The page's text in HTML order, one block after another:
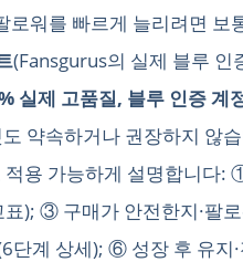
워를 빠르게 늘리려면 보
(Fansgurus의 실제 블루 인
실제 고품질, 블루 인증 계
약속하거나 권장하지 않
용 가능하게 설명합니
); ③ 구매가 안전한지·
단계 상세); ⑥ 성장 후 유지